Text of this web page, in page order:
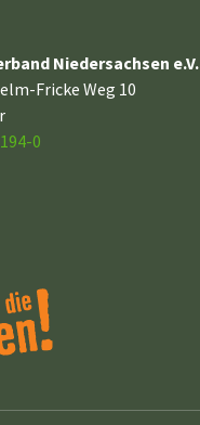
Niedersachsen e.V.
Fricke Weg 10
0